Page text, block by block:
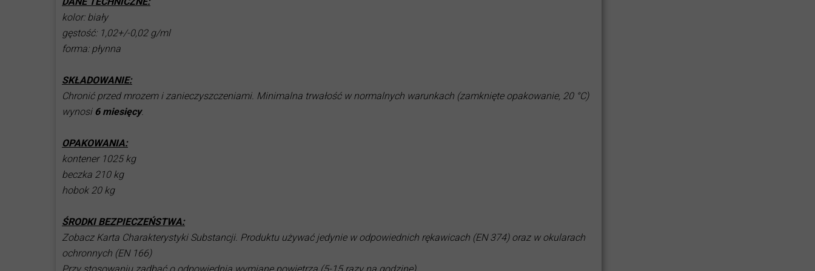
kolor: biały
gęstość: 1,02+/-0,02 g/ml
forma: płynna
SKŁADOWANIE:
Chronić przed mrozem i zanieczyszczeniami. Minimalna trwałość w normalnych warunkach (zamknięte opakowanie, 20 °C)
wynosi 6 miesięcy.
OPAKOWANIA:
kontener 1025 kg
beczka 210 kg
hobok 20 kg
ŚRODKI BEZPIECZEŃSTWA:
Zobacz Karta Charakterystyki Substancji. Produktu używać jedynie w odpowiednich rękawicach (EN 374) oraz w okularach
ochronnych (EN 166)